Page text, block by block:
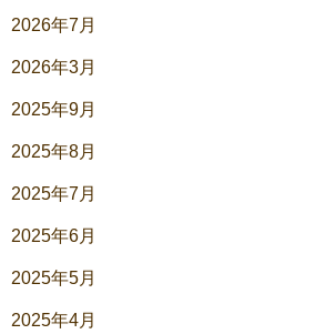
2026年7月
2026年3月
2025年9月
2025年8月
2025年7月
2025年6月
2025年5月
2025年4月